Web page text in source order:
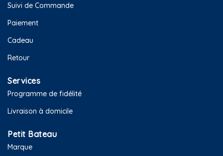
Suivi de Commande
Paiement
Cadeau
Retour
Services
Programme de fidélité
Livraison à domicile
Petit Bateau
Marque